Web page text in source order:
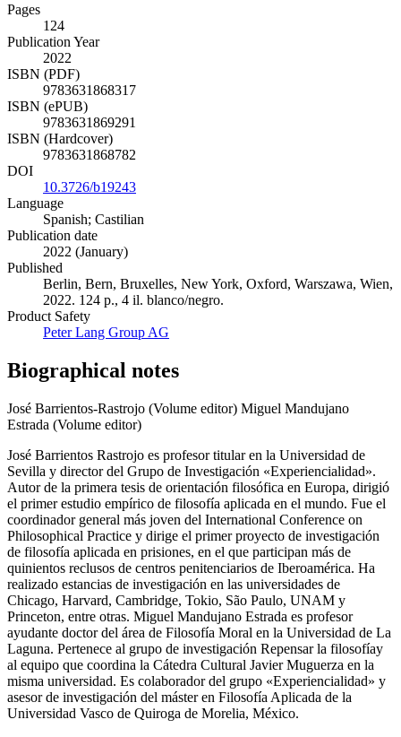
Pages
124
Publication Year
2022
ISBN (PDF)
9783631868317
ISBN (ePUB)
9783631869291
ISBN (Hardcover)
9783631868782
DOI
10.3726/b19243
Language
Spanish; Castilian
Publication date
2022 (January)
Published
Berlin, Bern, Bruxelles, New York, Oxford, Warszawa, Wien,
2022. 124 p., 4 il. blanco/negro.
Product Safety
Peter Lang Group AG
Biographical notes
José Barrientos-Rastrojo (Volume editor) Miguel Mandujano
Estrada (Volume editor)
José Barrientos Rastrojo es profesor titular en la Universidad de
Sevilla y director del Grupo de Investigación «Experiencialidad».
Autor de la primera tesis de orientación filosófica en Europa, dirigió
el primer estudio empírico de filosofía aplicada en el mundo. Fue el
coordinador general más joven del International Conference on
Philosophical Practice y dirige el primer proyecto de investigación
de filosofía aplicada en prisiones, en el que participan más de
quinientos reclusos de centros penitenciarios de Iberoamérica. Ha
realizado estancias de investigación en las universidades de
Chicago, Harvard, Cambridge, Tokio, São Paulo, UNAM y
Princeton, entre otras. Miguel Mandujano Estrada es profesor
ayudante doctor del área de Filosofía Moral en la Universidad de La
Laguna. Pertenece al grupo de investigación Repensar la filosofíay
al equipo que coordina la Cátedra Cultural Javier Muguerza en la
misma universidad. Es colaborador del grupo «Experiencialidad» y
asesor de investigación del máster en Filosofía Aplicada de la
Universidad Vasco de Quiroga de Morelia, México.